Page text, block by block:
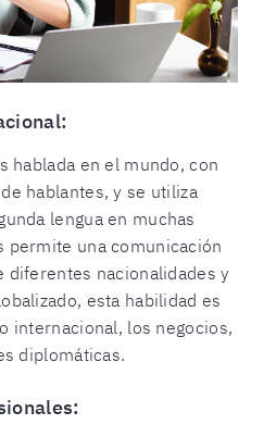
hablada en el mundo, con
hablantes, y se utiliza
lengua en muchas
permite una comunicación
diferentes nacionalidades y
esta habilidad es
internacional, los negocios,
diplomáticas.